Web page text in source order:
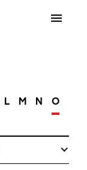
L M N O